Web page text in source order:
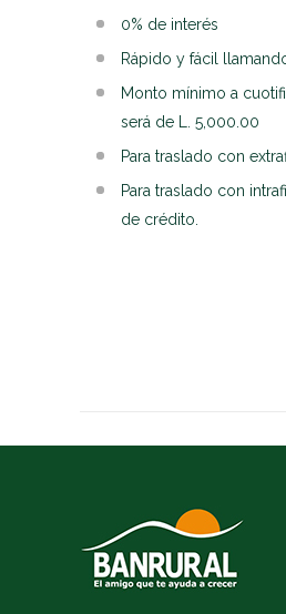
0% de interés
Rápido y fácil
Monto mínimo a
será de L. 5,000.00
Para traslado con
Para traslado con
de crédito.